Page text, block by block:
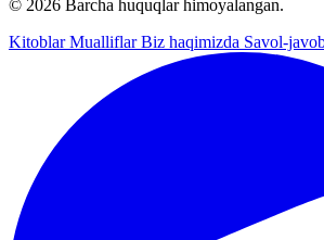
© 2026 Barcha huquqlar himoyalangan.
KitoblarMualliflarBiz haqimizda Savol-